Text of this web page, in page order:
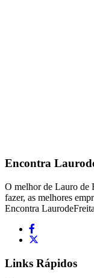
Encontra
O melhor de Lauro de
fazer, as melhores
Encontra
Links Rápidos